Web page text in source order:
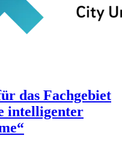
das Fachgebiet
intelligenter